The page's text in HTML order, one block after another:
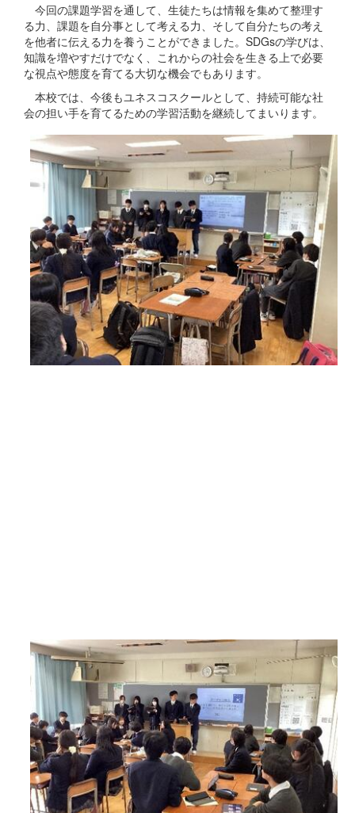
今回の課題学習を通して、生徒たちは情報を集めて整理す
る力、課題を自分事として考える力、そして自分たちの考え
を他者に伝える力を養うことができました。SDGsの学びは、
知識を増やすだけでなく、これからの社会を生きる上で必要
な視点や態度を育てる大切な機会でもあります。
本校では、今後もユネスコスクールとして、持続可能な社
会の担い手を育てるための学習活動を継続してまいります。